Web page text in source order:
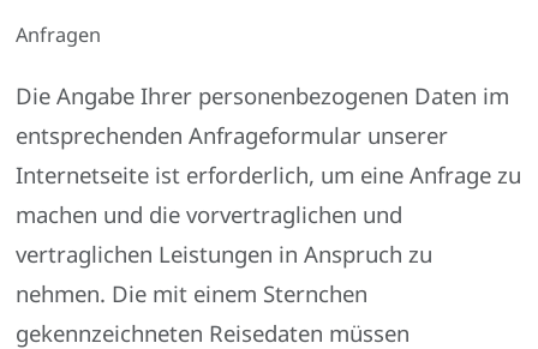
Anfragen
Die Angabe Ihrer personenbezogenen Daten im
entsprechenden Anfrageformular unserer
Internetseite ist erforderlich, um eine Anfrage zu
machen und die vorvertraglichen und
vertraglichen Leistungen in Anspruch zu
nehmen. Die mit einem Sternchen
gekennzeichneten Reisedaten müssen